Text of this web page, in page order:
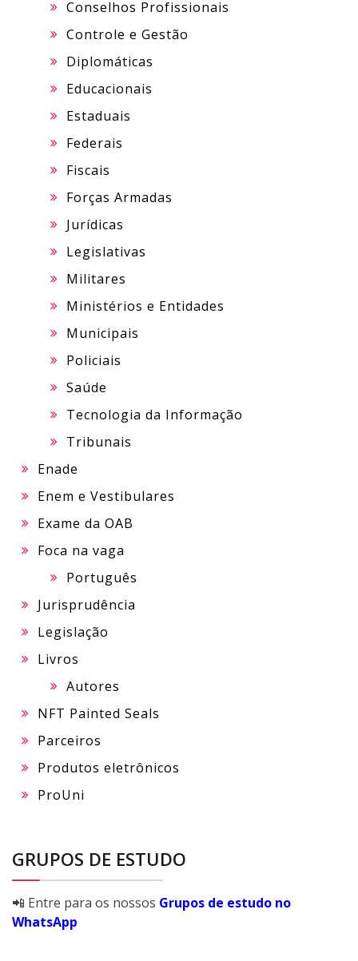
Conselhos Profissionais
Controle e Gestão
Diplomáticas
Educacionais
Estaduais
Federais
Fiscais
Forças Armadas
Jurídicas
Legislativas
Militares
Ministérios e Entidades
Municipais
Policiais
Saúde
Tecnologia da Informação
Tribunais
Enade
Enem e Vestibulares
Exame da OAB
Foca na vaga
Português
Jurisprudência
Legislação
Livros
Autores
NFT Painted Seals
Parceiros
Produtos eletrônicos
ProUni
GRUPOS DE ESTUDO
📲 Entre para os nossos Grupos de estudo no
WhatsApp